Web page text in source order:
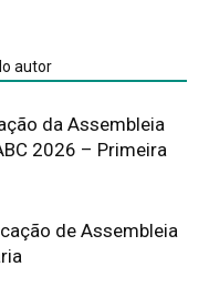
autor
da Assembleia
2026 – Primeira
de Assembleia